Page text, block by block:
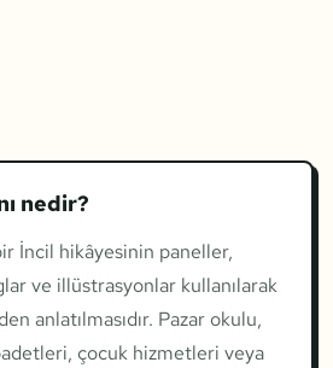
nedir?
İncil hikâyesinin paneller,
ve illüstrasyonlar kullanılarak
anlatılmasıdır. Pazar okulu,
çocuk hizmetleri veya